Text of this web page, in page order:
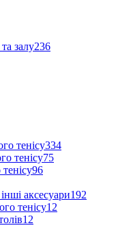
залу236
тенісу334
тенісу75
96
аксесуари192
тенісу12
12